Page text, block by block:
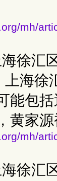
mh/
海徐汇
上海徐
能包
黄家
mh/
海徐汇